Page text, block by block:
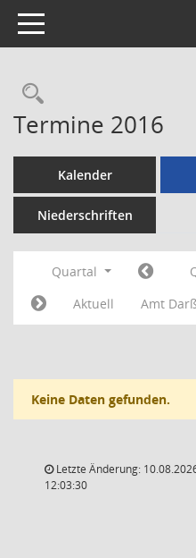
Toggle navigation
Termine 2016
Kalender
Niederschriften
Quartal
Aktuell
Amt
Keine Daten gefunden.
Letzte Änderung:
12:03:30